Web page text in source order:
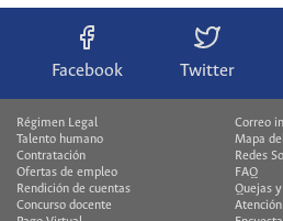
Facebook Twitter
Régimen Legal
Talento humano
Contratación
Ofertas de empleo
Rendición de cuentas
Concurso docente
Correo
Mapa
Redes
FAQ
Quejas